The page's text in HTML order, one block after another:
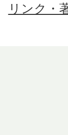
リンク・